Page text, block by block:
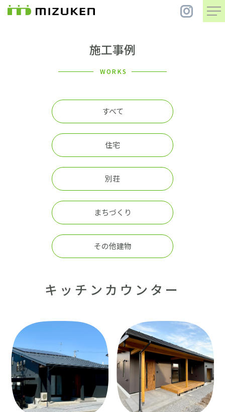
住 宅
まちづくり
コンセプト
会社案内
施工事例
採用情報
土地をお探しの方
イベント
施工事例
WORKS
すべて
住宅
別荘
まちづくり
その他建物
キッチンカウンター